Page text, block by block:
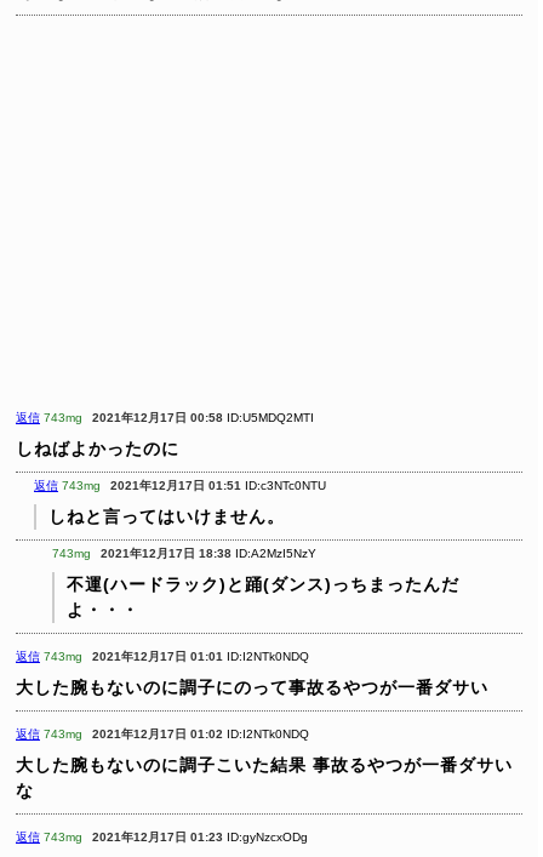
返信 743mg 2021年12月17日 00:58 ID:U5MDQ2MTI
しねばよかったのに
返信 743mg 2021年12月17日 01:51 ID:c3NTc0NTU
しねと言ってはいけません。
743mg 2021年12月17日 18:38 ID:A2MzI5NzY
不運(ハードラック)と踊(ダンス)っちまったんだ
よ・・・
返信 743mg 2021年12月17日 01:01 ID:I2NTk0NDQ
大した腕もないのに調子にのって事故るやつが一番ダサい
返信 743mg 2021年12月17日 01:02 ID:I2NTk0NDQ
大した腕もないのに調子こいた結果 事故るやつが一番ダサい
な
返信 743mg 2021年12月17日 01:23 ID:gyNzcxODg